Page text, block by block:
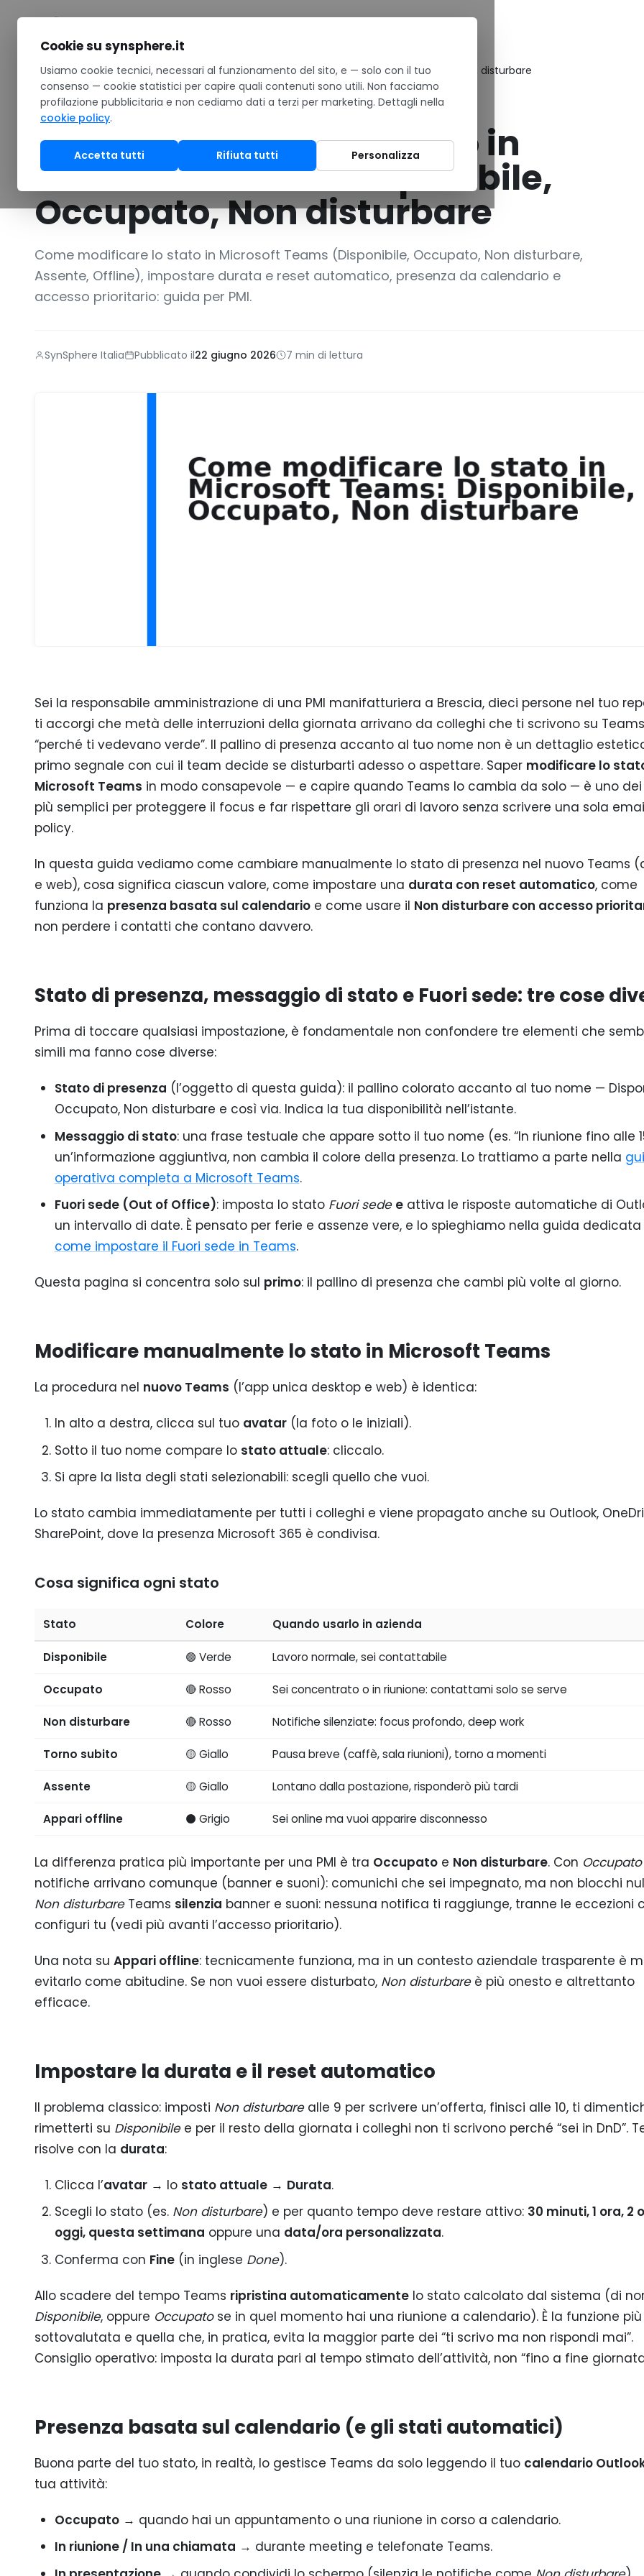
Home/Notizie/Come modificare lo stato in Microsoft Teams: Disponibile, Occupato, Non disturbare
GUIDA
Come modificare lo stato in
Microsoft Teams: Disponibile,
Occupato, Non disturbare
Come modificare lo stato in Microsoft Teams (Disponibile, Occupato, Non disturbare,
Assente, Offline), impostare durata e reset automatico, presenza da calendario e
accesso prioritario: guida per PMI.
SynSphere Italia Pubblicato il22 giugno 2026 7 min di lettura
Sei la responsabile amministrazione di una PMI manifatturiera a Brescia, dieci persone nel tuo
ti accorgi che metà delle interruzioni della giornata arrivano da colleghi che ti scrivono su Teams
“perché ti vedevano verde”. Il pallino di presenza accanto al tuo nome non è un dettaglio
primo segnale con cui il team decide se disturbarti adesso o aspettare. Saper modificare lo
Microsoft Teams in modo consapevole — e capire quando Teams lo cambia da solo — è uno
più semplici per proteggere il focus e far rispettare gli orari di lavoro senza scrivere una sola
policy.
In questa guida vediamo come cambiare manualmente lo stato di presenza nel nuovo Teams
e web), cosa significa ciascun valore, come impostare una durata con reset automatico, come
funziona la presenza basata sul calendario e come usare il Non disturbare con accesso
non perdere i contatti che contano davvero.
Stato di presenza, messaggio di stato e Fuori sede: tre cose
Prima di toccare qualsiasi impostazione, è fondamentale non confondere tre elementi che
simili ma fanno cose diverse:
Stato di presenza (l’oggetto di questa guida): il pallino colorato accanto al tuo nome —
Occupato, Non disturbare e così via. Indica la tua disponibilità nell’istante.
Messaggio di stato: una frase testuale che appare sotto il tuo nome (es. “In riunione fino alle
un’informazione aggiuntiva, non cambia il colore della presenza. Lo trattiamo a parte nella
operativa completa a Microsoft Teams.
Fuori sede (Out of Office): imposta lo stato Fuori sede eattiva le risposte automatiche di
un intervallo di date. È pensato per ferie e assenze vere, e lo spieghiamo nella guida dedicata
come impostare il Fuori sede in Teams.
Questa pagina si concentra solo sul primo: il pallino di presenza che cambi più volte al giorno.
Modificare manualmente lo stato in Microsoft Teams
La procedura nel nuovo Teams (l’app unica desktop e web) è identica:
In alto a destra, clicca sul tuo avatar(la foto o le iniziali).
Sotto il tuo nome compare lo stato attuale: cliccalo.
Si apre la lista degli stati selezionabili: scegli quello che vuoi.
Lo stato cambia immediatamente per tutti i colleghi e viene propagato anche su Outlook,
SharePoint, dove la presenza Microsoft 365 è condivisa.
Cosa significa ogni stato
Stato Colore Quando usarlo in azienda
Disponibile 🟢 Verde Lavoro normale, sei contattabile
Occupato 🔴 Rosso Sei concentrato o in riunione: contattami solo se serve
Non disturbare 🔴 Rosso Notifiche silenziate: focus profondo, deep work
Torno subito 🟡 Giallo Pausa breve (caffè, sala riunioni), torno a momenti
Assente 🟡 Giallo Lontano dalla postazione, risponderò più tardi
Appari offline ⚫ Grigio Sei online ma vuoi apparire disconnesso
La differenza pratica più importante per una PMI è tra Occupato e Non disturbare. Con Occupato
notifiche arrivano comunque (banner e suoni): comunichi che sei impegnato, ma non blocchi
Non disturbareTeams silenzia banner e suoni: nessuna notifica ti raggiunge, tranne le eccezioni
configuri tu (vedi più avanti l’accesso prioritario).
Una nota su Appari offline: tecnicamente funziona, ma in un contesto aziendale trasparente è
evitarlo come abitudine. Se non vuoi essere disturbato, Non disturbareè più onesto e altrettanto
efficace.
Impostare la durata e il reset automatico
Il problema classico: imposti Non disturbarealle 9 per scrivere un’offerta, finisci alle 10, ti
rimetterti su Disponibilee per il resto della giornata i colleghi non ti scrivono perché “sei in DnD”.
risolve con la durata:
Clicca l’avatar→ lo stato attuale→ Durata.
Scegli lo stato (es. Non disturbare) e per quanto tempo deve restare attivo: 30 minuti, 1 ora, 2
oggi, questa settimana oppure una data/ora personalizzata.
Conferma con Fine(in inglese Done).
Allo scadere del tempo Teams ripristina automaticamente lo stato calcolato dal sistema (di
Disponibile, oppure Occupatose in quel momento hai una riunione a calendario). È la funzione più
sottovalutata e quella che, in pratica, evita la maggior parte dei “ti scrivo ma non rispondi mai”.
Consiglio operativo: imposta la durata pari al tempo stimato dell’attività, non “fino a fine
Presenza basata sul calendario (e gli stati automatici)
Buona parte del tuo stato, in realtà, lo gestisce Teams da solo leggendo il tuo calendario
tua attività:
Occupato→ quando hai un appuntamento o una riunione in corso a calendario.
In riunione / In una chiamata → durante meeting e telefonate Teams.
Cookie su synsphere.it
Usiamo cookie tecnici, necessari al funzionamento del sito, e — solo con il tuo
consenso — cookie statistici per capire quali contenuti sono utili. Non facciamo
profilazione pubblicitaria e non cediamo dati a terzi per marketing. Dettagli nella
cookie policy.
Accetta tutti Rifiuta tutti Personalizza